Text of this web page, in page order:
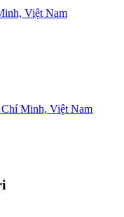
Việt Nam
Minh, Việt Nam